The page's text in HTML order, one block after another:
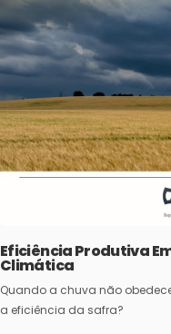
Eficiência Produtiva
Climática
Quando a chuva não
a eficiência da safra?